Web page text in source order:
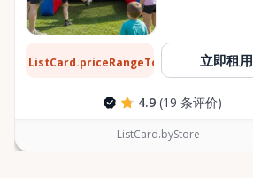
ListCard.priceRangeTo 立即租用
4.9 (19 条评价)
ListCard.byStore